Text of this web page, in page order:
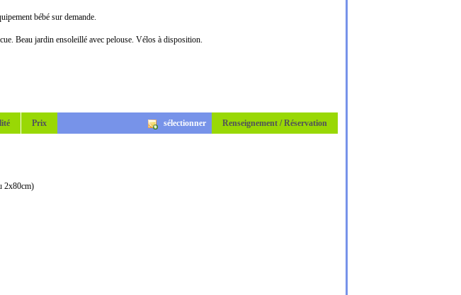
bébé sur demande.
Beau jardin ensoleillé avec pelouse. Vélos à disposition.
Prix Renseignement / Réservation
sélectionner
2x80cm)